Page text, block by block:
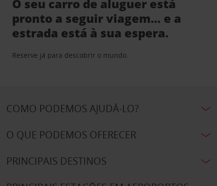
O seu carro de aluguer está
pronto a seguir viagem… e a
estrada está à sua espera.
Reserve já para descobrir o mundo.
COMO PODEMOS AJUDÁ-LO?
O QUE PODEMOS OFERECER
PRINCIPAIS DESTINOS